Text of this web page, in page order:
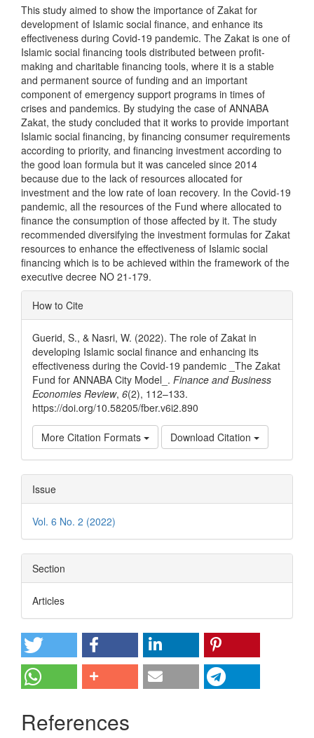
This study aimed to show the importance of Zakat for
development of Islamic social finance, and enhance its
effectiveness during Covid-19 pandemic. The Zakat is one of
Islamic social financing tools distributed between profit-
making and charitable financing tools, where it is a stable
and permanent source of funding and an important
component of emergency support programs in times of
crises and pandemics. By studying the case of ANNABA
Zakat, the study concluded that it works to provide important
Islamic social financing, by financing consumer requirements
according to priority, and financing investment according to
the good loan formula but it was canceled since 2014
because due to the lack of resources allocated for
investment and the low rate of loan recovery. In the Covid-19
pandemic, all the resources of the Fund where allocated to
finance the consumption of those affected by it. The study
recommended diversifying the investment formulas for Zakat
resources to enhance the effectiveness of Islamic social
financing which is to be achieved within the framework of the
executive decree NO 21-179.
Article
Details
How to Cite
Guerid, S., & Nasri, W. (2022). The role of Zakat in
developing Islamic social finance and enhancing its
effectiveness during the Covid-19 pandemic _The Zakat
Fund for ANNABA City Model_. Finance and Business
Economies Review, 6(2), 112–133.
https://doi.org/10.58205/fber.v6i2.890
More Citation Formats Download Citation
Issue
Vol. 6 No. 2 (2022)
Section
Articles
References